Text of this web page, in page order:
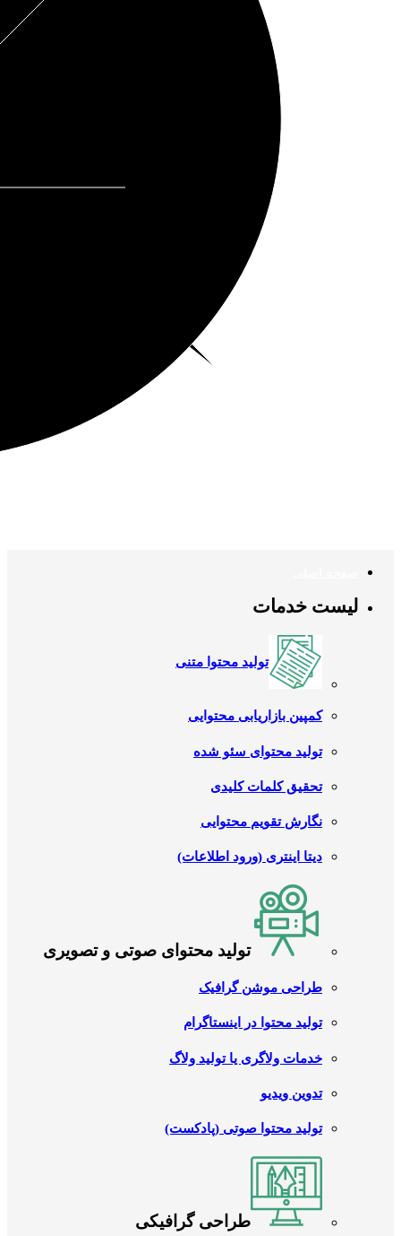
لیست خدمات
تولید محتوا متنی
کمپین بازاریابی محتوایی
تولید محتوای سئو شده
تحقیق کلمات کلیدی
نگارش تقویم محتوایی
دیتا اینتری (ورود اطلاعات)
تولید محتوای صوتی و تصویری
طراحی موشن گرافیک
تولید محتوا در اینستاگرام
خدمات ولاگری یا تولید ولاگ
تدوین ویدیو
تولید محتوا صوتی (پادکست)
طراحی گرافیکی